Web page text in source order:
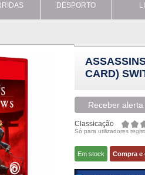
DESPORTO
CARD)
Receber
Classicação
Só para utilizadores
Em stock Compra e